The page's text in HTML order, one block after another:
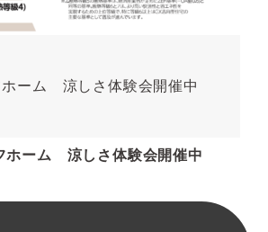
ホーム 涼しさ体験会開催中
ホーム 涼しさ体験会開催中